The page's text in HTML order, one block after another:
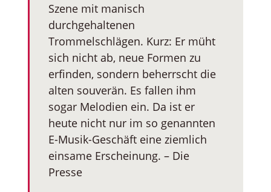
Szene mit manisch
durchgehaltenen
Trommelschlägen. Kurz: Er müht
sich nicht ab, neue Formen zu
erfinden, sondern beherrscht die
alten souverän. Es fallen ihm
sogar Melodien ein. Da ist er
heute nicht nur im so genannten
E-Musik-Geschäft eine ziemlich
einsame Erscheinung. – Die
Presse